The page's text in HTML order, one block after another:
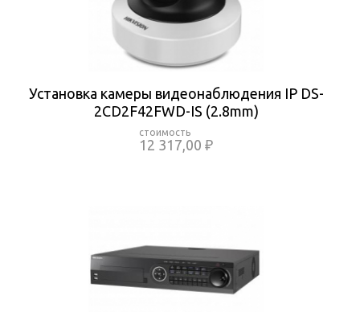
Установка камеры видеонаблюдения IP DS-
2CD2F42FWD-IS (2.8mm)
12 317,00 ₽